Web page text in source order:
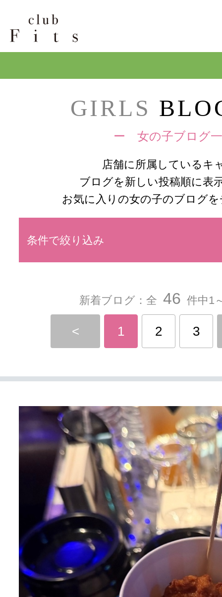
GIRLS
ー 女の子ブログ
店舗に所属しているキ
ブログを新しい投稿順に表
お気に入りの女の子のブログ
条件で絞り込み
新着ブログ：全 46 件中1
< 1 2 3